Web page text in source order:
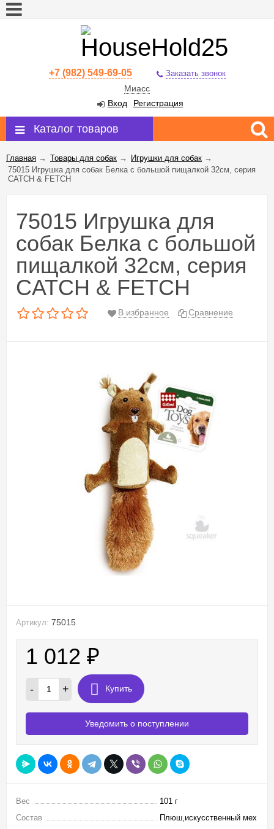
+7 (982) 549-69-05 Заказать звонок
Миасс
Вход
Регистрация
Каталог товаров
Главная → Товары для собак → Игрушки для собак →
75015 Игрушка для собак Белка с большой пищалкой 32см, серия
CATCH & FETCH
75015 Игрушка для
собак Белка с большой
пищалкой 32см, серия
CATCH & FETCH
В избранное Сравнение
Артикул: 75015
1 012 ₽
- + Купить
Уведомить о поступлении
Вес
101 г
Состав
Плюш,искусственный мех